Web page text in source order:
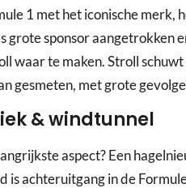
1 met het iconische merk,
grote sponsor aangetrokken
waar te maken. Stroll
gesmeten, met grote
& windtunnel
aspect? Een
is achteruitgang in de